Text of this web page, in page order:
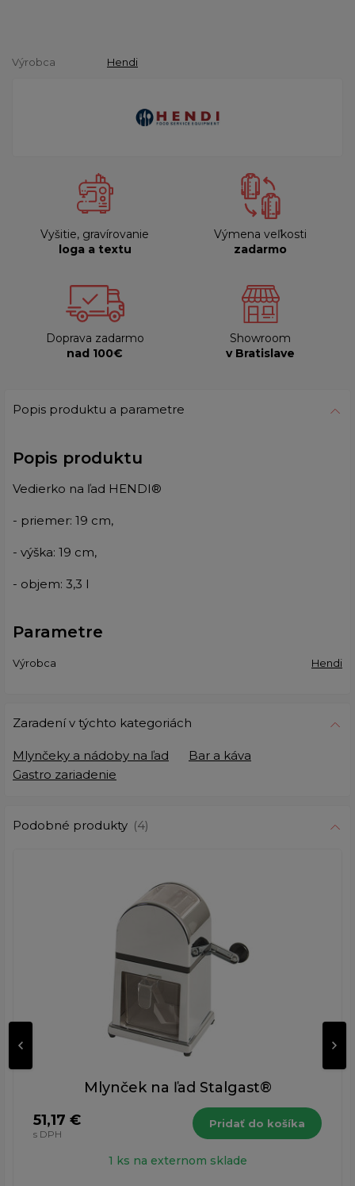
Výrobca Hendi
Vyšitie, gravírovanie
loga a textu
Výmena veľkosti
zadarmo
Doprava zadarmo
nad 100€
Showroom
v Bratislave
Popis produktu a parametre
Popis produktu
Vedierko na ľad HENDI®
- priemer: 19 cm,
- výška: 19 cm,
- objem: 3,3 l
Parametre
Výrobca Hendi
Zaradení v týchto kategoriách
Mlynčeky a nádoby na ľad
Bar a káva
Gastro zariadenie
Podobné produkty (4)
Mlynček na ľad Stalgast®
51,17 €
s DPH
Pridať do košíka
1 ks na externom sklade